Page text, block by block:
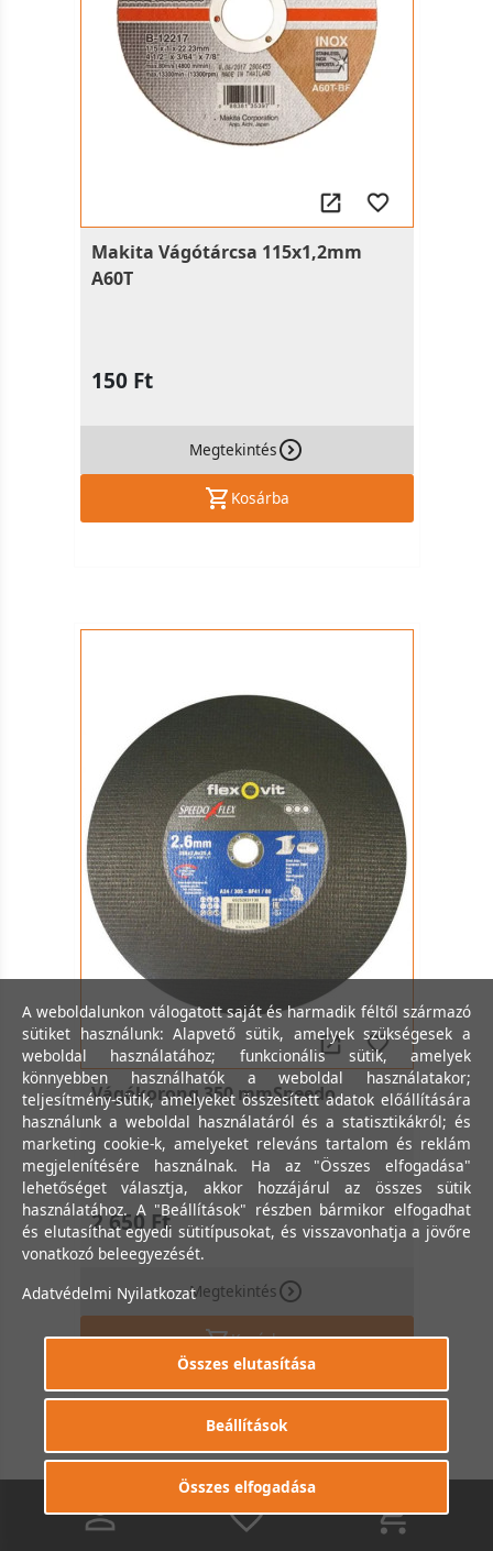
Makita Vágótárcsa 115x1,2mm
A60T
150 Ft
Megtekintés
Kosárba
Vágókorong 350 mmSpeedo
2 650 Ft
Megtekintés
Kosárba
0
A weboldalunkon válogatott saját és harmadik féltől származó
sütiket használunk: Alapvető sütik, amelyek szükségesek a
weboldal használatához; funkcionális sütik, amelyek
könnyebben használhatók a weboldal használatakor;
teljesítmény-sütik, amelyeket összesített adatok előállítására
használunk a weboldal használatáról és a statisztikákról; és
marketing cookie-k, amelyeket releváns tartalom és reklám
megjelenítésére használnak. Ha az "Összes elfogadása"
lehetőséget választja, akkor hozzájárul az összes sütik
használatához. A "Beállítások" részben bármikor elfogadhat
és elutasíthat egyedi sütitípusokat, és visszavonhatja a jövőre
vonatkozó beleegyezését.
Adatvédelmi Nyilatkozat
Összes elutasítása
Beállítások
Összes elfogadása